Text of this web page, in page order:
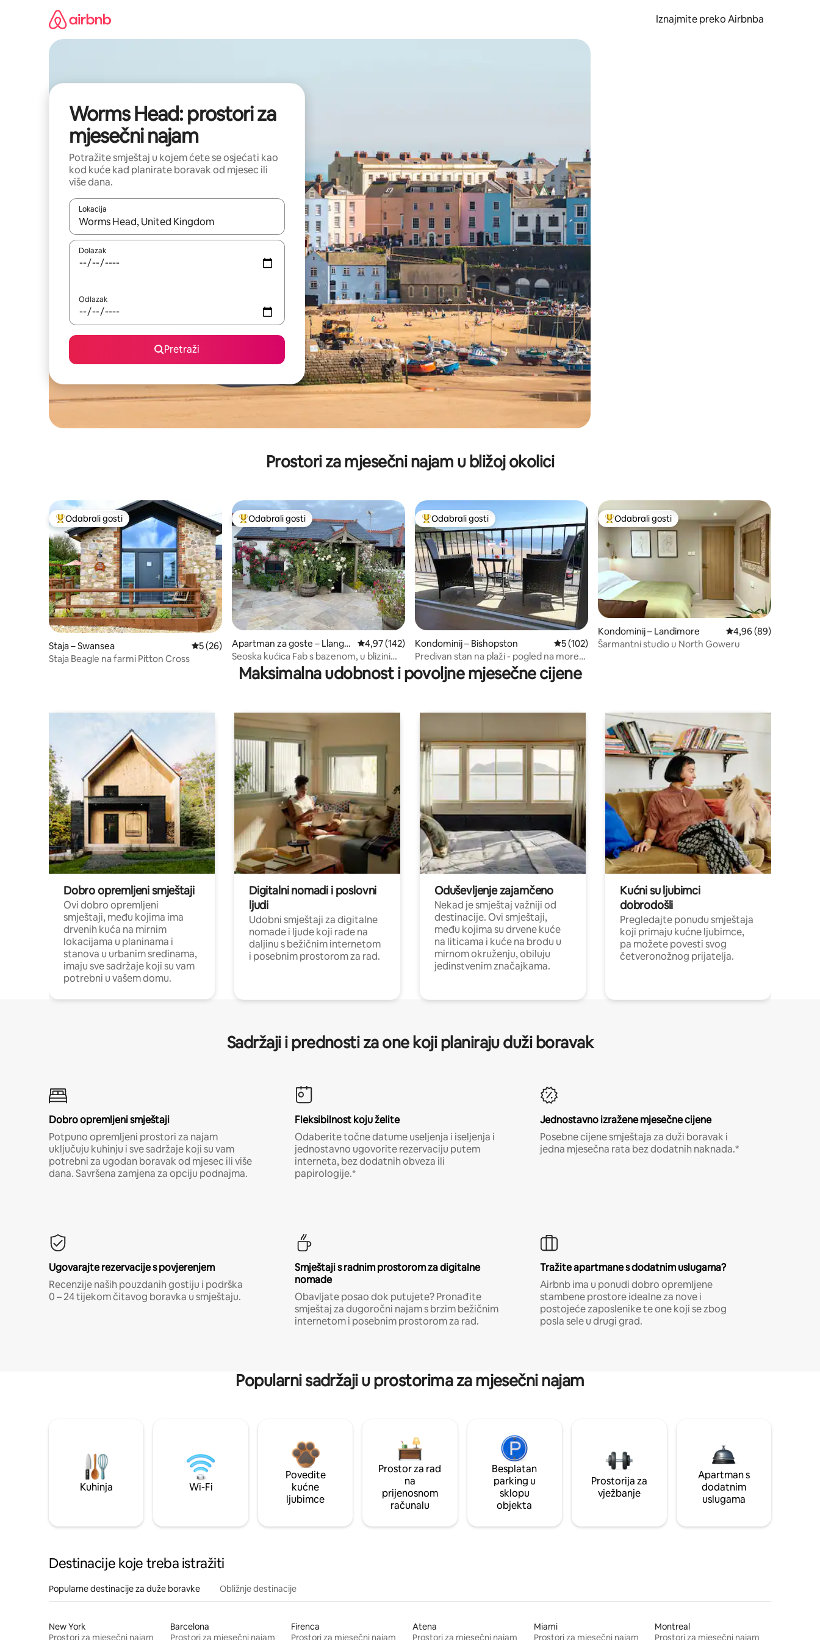
Iznajmite preko Airbnba
Worms Head: prostori za
mjesečni najam
Potražite smještaj u kojem ćete se osjećati kao
kod kuće kad planirate boravak od mjesec ili
više dana.
Lokacija
Kada budu dostupni rezultati, moći ćete ih pregledati koristeći se strelicama prema gore i prema dolje, kao i dodirom ili prelaskom prstom po zaslonu.
Dolazak
Odlazak
Pretraži
Prostori za mjesečni najam u bližoj okolici
Među najviše rangiranima s oznakom „Odabrali gosti”
Odabrali gosti
Staja – Swansea Prosječna ocjena: 5/5, recenzija: 26
5 (26)
Staja Beagle na farmi Pitton Cross
Među najviše rangiranima s oznakom „Odabrali gosti”
Odabrali gosti
Apartman za goste – Llange
nnith
Prosječna ocjena: 4,97/5, recenzija: 142
4,97 (142)
Seoska kućica Fab s bazenom, u blizini
plaže i puba
Među najviše rangiranima s oznakom „Odabrali gosti”
Odabrali gosti
Kondominij – Bishopston Prosječna ocjena: 5/5, recenzija: 102
5 (102)
Predivan stan na plaži - pogled na more
bez prekida
Među najviše rangiranima s oznakom „Odabrali gosti”
Odabrali gosti
Kondominij – Landimore Prosječna ocjena:
4,96 (89)
Šarmantni studio u North Goweru
Maksimalna udobnost i povoljne mjesečne cijene
Dobro opremljeni smještaji
Ovi dobro opremljeni
smještaji, među kojima ima
drvenih kuća na mirnim
lokacijama u planinama i
stanova u urbanim sredinama,
imaju sve sadržaje koji su vam
potrebni u vašem domu.
Digitalni nomadi i poslovni
ljudi
Udobni smještaji za digitalne
nomade i ljude koji rade na
daljinu s bežičnim internetom
i posebnim prostorom za rad.
Oduševljenje zajamčeno
Nekad je smještaj važniji od
destinacije. Ovi smještaji,
među kojima su drvene kuće
na liticama i kuće na brodu u
mirnom okruženju, obiluju
jedinstvenim značajkama.
Kućni su ljubimci
dobrodošli
Pregledajte ponudu smještaja
koji primaju kućne ljubimce,
pa možete povesti svog
četveronožnog prijatelja.
Sadržaji i prednosti za one koji planiraju duži boravak
Dobro opremljeni smještaji
Potpuno opremljeni prostori za najam
uključuju kuhinju i sve sadržaje koji su vam
potrebni za ugodan boravak od mjesec ili više
dana. Savršena zamjena za opciju podnajma.
Fleksibilnost koju želite
Odaberite točne datume useljenja i iseljenja i
jednostavno ugovorite rezervaciju putem
interneta, bez dodatnih obveza ili
papirologije.*
Jednostavno izražene mjesečne cijene
Posebne cijene smještaja za duži boravak i
jedna mjesečna rata bez dodatnih naknada.*
Ugovarajte rezervacije s povjerenjem
Recenzije naših pouzdanih gostiju i podrška
0 – 24 tijekom čitavog boravka u smještaju.
Smještaji s radnim prostorom za digitalne
nomade
Obavljate posao dok putujete? Pronađite
smještaj za dugoročni najam s brzim bežičnim
internetom i posebnim prostorom za rad.
Tražite apartmane s dodatnim uslugama?
Airbnb ima u ponudi dobro opremljene
stambene prostore idealne za nove i
postojeće zaposlenike te one koji se zbog
posla sele u drugi grad.
Popularni sadržaji u prostorima za mjesečni najam
Kuhinja Wi-Fi
Povedite
kućne
ljubimce
Prostor za rad
na
prijenosnom
računalu
Besplatan
parking u
sklopu
objekta
Prostorija za
vježbanje
Apartman s
dodatnim
uslugama
Destinacije koje treba istražiti
Popularne destinacije za duže boravke Obližnje destinacije
New York
Barcelona
Firenca
Atena
Miami
Montreal